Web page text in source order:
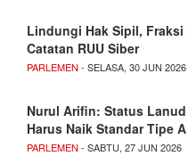
Lindungi Hak Sipil, Fraksi
Catatan RUU Siber
PARLEMEN - SELASA, 30 JUN 2026
Nurul Arifin: Status
Harus Naik Standar Tipe A
PARLEMEN - SABTU, 27 JUN 2026